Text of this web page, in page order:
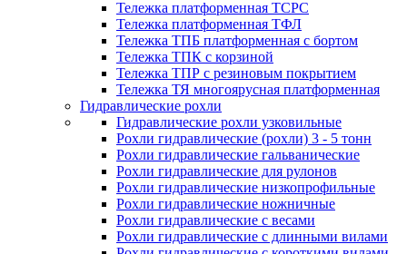
Тележка платформенная ТСРС
Тележка платформенная ТФЛ
Тележка ТПБ платформенная с бортом
Тележка ТПК с корзиной
Тележка ТПР с резиновым покрытием
Тележка ТЯ многоярусная платформенная
Гидравлические рохли
Гидравлические рохли узковильные
Рохли гидравлические (рохли) 3 - 5 тонн
Рохли гидравлические гальванические
Рохли гидравлические для рулонов
Рохли гидравлические низкопрофильные
Рохли гидравлические ножничные
Рохли гидравлические с весами
Рохли гидравлические с длинными вилами